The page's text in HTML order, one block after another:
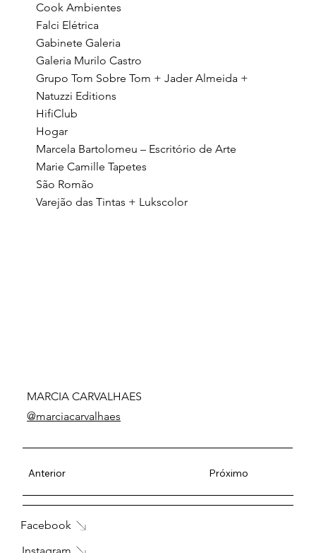
Cook Ambientes
Falci Elétrica
Gabinete Galeria
Galeria Murilo Castro
Grupo Tom Sobre Tom + Jader Almeida +
Natuzzi Editions
HifiClub
Hogar
Marcela Bartolomeu – Escritório de Arte
Marie Camille Tapetes
São Romão
Varejão das Tintas + Lukscolor
MARCIA CARVALHAES
@marciacarvalhaes
Anterior Próximo
Facebook